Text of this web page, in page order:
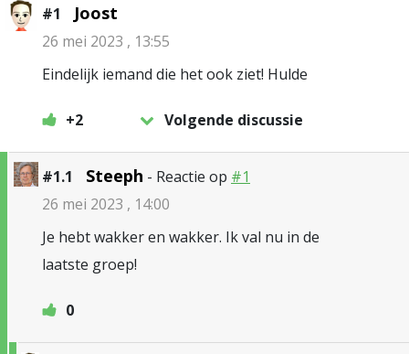
#1 Joost
26 mei 2023 , 13:55
Eindelijk iemand die het ook ziet! Hulde
+2 Volgende discussie
#1.1 Steeph - Reactie op #1
26 mei 2023 , 14:00
Je hebt wakker en wakker. Ik val nu in de
laatste groep!
0